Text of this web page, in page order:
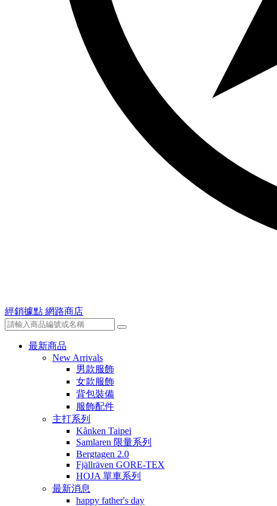
經銷據點 網路商店
最新商品
New Arrivals
男款服飾
女款服飾
背包裝備
服飾配件
主打系列
Kånken Taipei
Samlaren 限量系列
Bergtagen 2.0
Fjällräven GORE-TEX
HOJA 單車系列
最新消息
happy father's day